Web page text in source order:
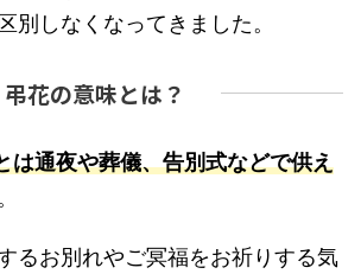
別しなくなってきました。
弔花の意味とは？
は通夜や葬儀、告別式などで供え
るお別れやご冥福をお祈りする気